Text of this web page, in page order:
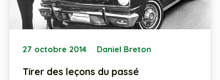
27 octobre 2014 Daniel Breton
Tirer des leçons du passé